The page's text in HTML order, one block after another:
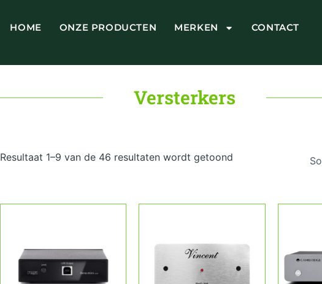
HOME ONZE PRODUCTEN MERKEN CONTACT
Versterkers
Resultaat 1–9 van de 46 resultaten wordt getoondop
heeft
meerdere
variaties.